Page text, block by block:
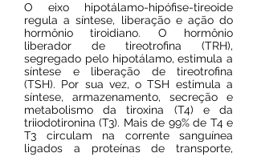
O eixo hipotálamo-hipófise-tireoide
regula a síntese, liberação e ação do
hormônio tiroidiano. O hormônio
liberador de tireotrofina (TRH),
segregado pelo hipotálamo, estimula a
síntese e liberação de tireotrofina
(TSH). Por sua vez, o TSH estimula a
síntese, armazenamento, secreção e
metabolismo da tiroxina (T4) e da
triiodotironina (T3). Mais de 99% de T4 e
T3 circulam na corrente sanguínea
ligados a proteínas de transporte,